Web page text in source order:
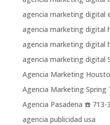
agencia marketing digital
agencia marketing digital
agencia marketing digital
agencia marketing digital
Agencia Marketing
Agencia Marketing Spring
Agencia Pasadena ☎️ 713-
agencia publicidad usa